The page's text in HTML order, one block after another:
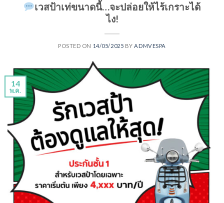
เวสป้าเท่ขนาดนี้…จะปล่อยให้ไร้เกราะได้
ไง!
POSTED ON 14/05/2025 BYADMVESPA
14
พ.ค.